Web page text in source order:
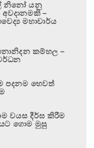
නිනෝ යනු
අවදානමකි –
මහාචාර්ය
කම්හල –
පදනම හෙවත්
වයස දීර්ඝ කිරීම
ගොම මුසු